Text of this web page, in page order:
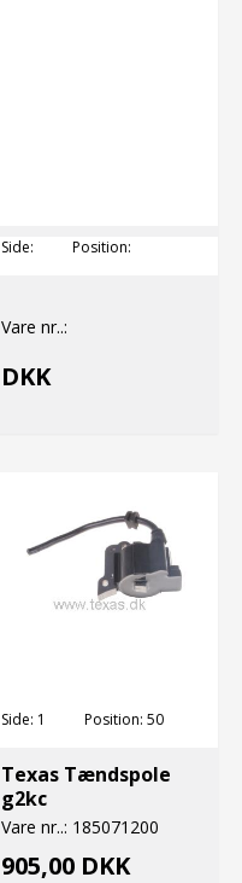
Side: Position:
Vare nr..:
DKK
Side: 1 Position: 50
Texas Tændspole
g2kc
Vare nr..: 185071200
905,00 DKK